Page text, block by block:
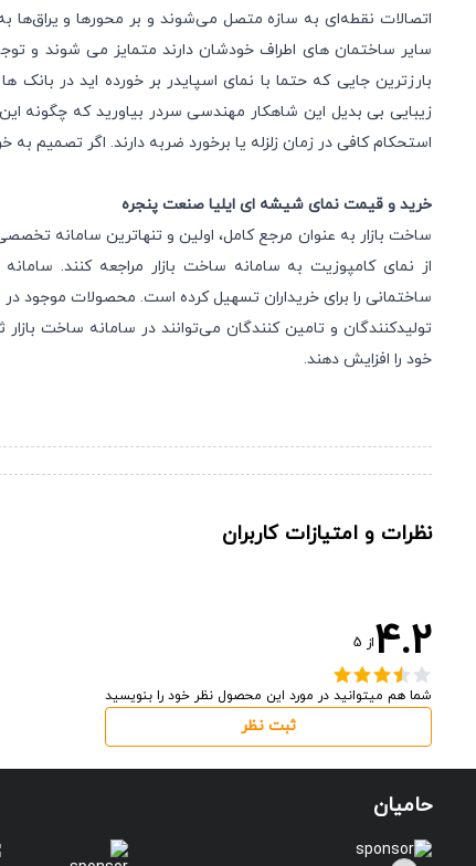
اتصالات نقطه‌ای به سازه متصل می‌شوند و بر محورها و
سایر ساختمان های اطراف خودشان دارند متمایز می شوند و
بارزترین جایی که حتما با نمای اسپایدر بر خورده اید در
زیبایی بی بدیل این شاهکار مهندسی سردر بیاورید که
استحکام کافی در زمان زلزله یا برخورد ضربه دارند. اگر تصمیم به
خرید و قیمت نمای شیشه ای ایلیا صنعت پنجره
ساخت بازار به عنوان مرجع کامل، اولین و تنها‌ترین سامانه
از نمای کامپوزیتبه سامانه ساخت بازار مراجعه کنند. سامانه
ساختمانی را برای خریداران تسهیل کرده است. محصولات موجود در
تولیدکنندگان و تامین کنندگان می‌توانند در سامانه ساخت بازار
خود را افزایش دهند.
نظرات و امتیازات کاربران
4.2از
شما هم میتوانید در مورد این محصول نظر خود را بنویسید
ثبت نظر
حامیان